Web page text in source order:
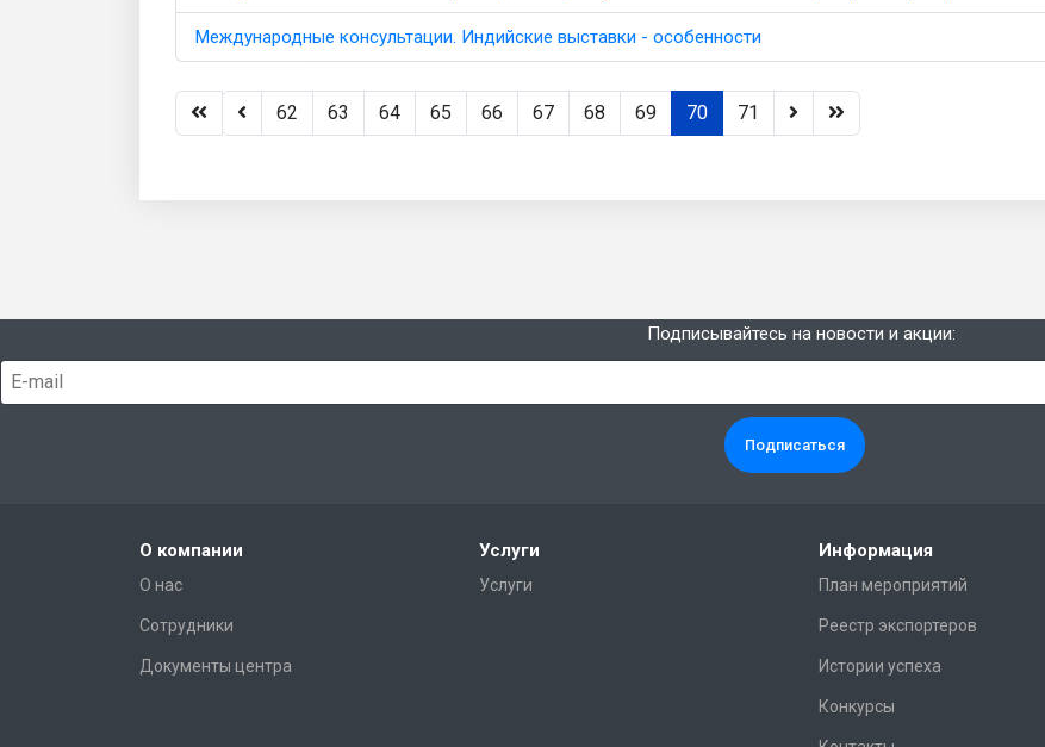
Международные консультации. Индийские выставки - особенности
62 63 64 65 66 67 68 69 70 71
Подписывайтесь на новости и акции:
О компании
О нас
Сотрудники
Документы центра
Услуги
Услуги
Информация
План мероприятий
Реестр экспортеров
Истории успеха
Конкурсы